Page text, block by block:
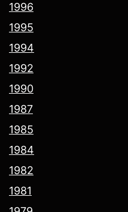
1996
1995
1994
1992
1990
1987
1985
1984
1982
1981